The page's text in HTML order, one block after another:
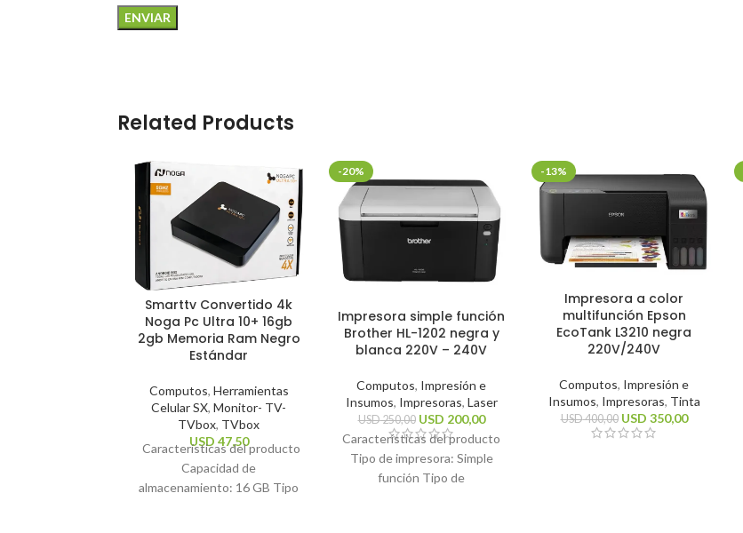
Related Products
Smarttv Convertido 4k
Noga Pc Ultra 10+ 16gb
2gb Memoria Ram Negro
Estándar
Computos, Herramientas
Celular SX, Monitor- TV-
TVbox, TVbox
USD 47,50
Características del producto
Capacidad de
almacenamiento: 16 GB Tipo
-20%
Impresora simple función
Brother HL-1202 negra y
blanca 220V – 240V
Computos, Impresión e
Insumos, Impresoras, Laser
USD250,00 USD 200,00
Características del producto
Tipo de impresora: Simple
función Tipo de
-13%
Impresora a color
multifunción Epson
EcoTank L3210 negra
220V/240V
Computos, Impresión e
Insumos, Impresoras, Tinta
USD400,00 USD 350,00